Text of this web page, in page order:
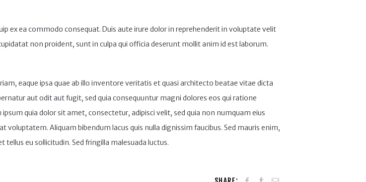
ex ea commodo consequat. Duis aute irure dolor in reprehenderit in voluptate velit
non proident, sunt in culpa qui officia deserunt mollit anim id est laborum.
eaque ipsa quae ab illo inventore veritatis et quasi architecto beatae vitae dicta
aut odit aut fugit, sed quia consequuntur magni dolores eos qui ratione
quia dolor sit amet, consectetur, adipisci velit, sed quia non numquam eius
Aliquam bibendum lacus quis nulla dignissim faucibus. Sed mauris enim,
eu sollicitudin. Sed fringilla malesuada luctus.